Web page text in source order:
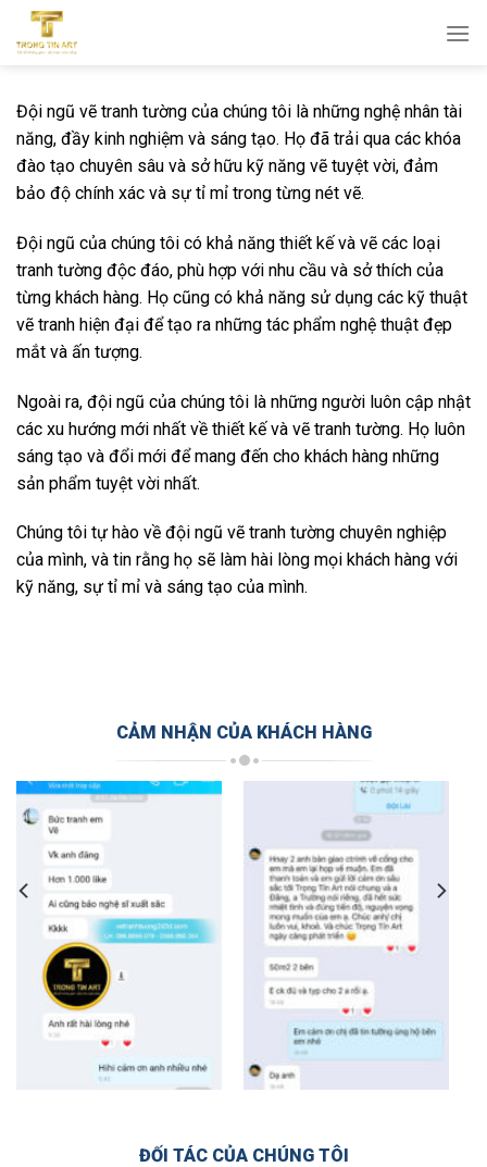
qua
Đội ngũ vẽ tranh tường của chúng tôi là những nghệ nhân tài
năng, đầy kinh nghiệm và sáng tạo. Họ đã trải qua các khóa
đào tạo chuyên sâu và sở hữu kỹ năng vẽ tuyệt vời, đảm
bảo độ chính xác và sự tỉ mỉ trong từng nét vẽ.
Đội ngũ của chúng tôi có khả năng thiết kế và vẽ các loại
tranh tường độc đáo, phù hợp với nhu cầu và sở thích của
từng khách hàng. Họ cũng có khả năng sử dụng các kỹ thuật
vẽ tranh hiện đại để tạo ra những tác phẩm nghệ thuật đẹp
mắt và ấn tượng.
Ngoài ra, đội ngũ của chúng tôi là những người luôn cập nhật
các xu hướng mới nhất về thiết kế và vẽ tranh tường. Họ luôn
sáng tạo và đổi mới để mang đến cho khách hàng những
sản phẩm tuyệt vời nhất.
Chúng tôi tự hào về đội ngũ vẽ tranh tường chuyên nghiệp
của mình, và tin rằng họ sẽ làm hài lòng mọi khách hàng với
kỹ năng, sự tỉ mỉ và sáng tạo của mình.
CẢM NHẬN CỦA KHÁCH HÀNG
ĐỐI TÁC CỦA CHÚNG TÔI